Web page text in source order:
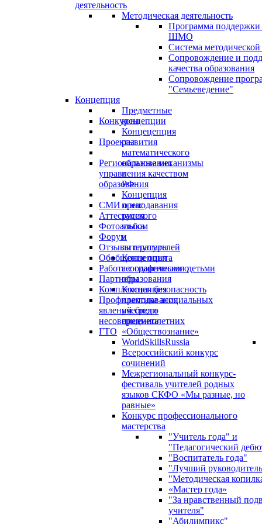
деятельность
Методическая деятельность
Программа
ШМО
Система
Сопровождение и
качества образования
Сопровождение
"Семьеведение"
Концепция
Предметные
концепции
Концецепция
развития
математического
образования
в
РФ
Концепция
преподавания
русского
языка
и
литературы
Концепция
географического
образования
Концепция
преподавания
учебного
предмета
«Обществознание»
Конкурсы
WorldSkillsRussia
Всероссийский конкурс
сочинений
Межрегиональный конкурс-
фестиваль учителей родных
языков СКФО «Мы разные, но
равные»
Конкурс профессионального
мастерства
"Учитель года" и
"Педагогический
"Воспитатель года"
"Лучший
"Методическая
«Мастер года»
"За нравственный
учителя"
"Абилимпикс"
Проекты
Региональные механизмы
управления качеством
образования
СМИ о нас
Аттестация
Фотоальбом
Форум
Отзывы слушателей
Обобщение опыта
Работа с одаренными детьми
Партнеры
Комплексная безопасность
Профилактика асоциальных
явлений среди
несовершеннолетних
ГТО